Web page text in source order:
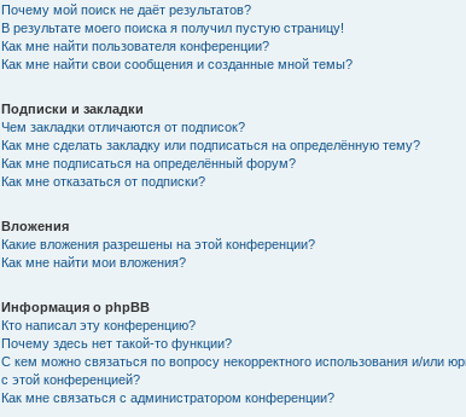
Почему мой поиск не даёт результатов?
В результате моего поиска я получил пустую страницу!
Как мне найти пользователя конференции?
Как мне найти свои сообщения и созданные мной темы?
Подписки и закладки
Чем закладки отличаются от подписок?
Как мне сделать закладку или подписаться на определённую тему?
Как мне подписаться на определённый форум?
Как мне отказаться от подписки?
Вложения
Какие вложения разрешены на этой конференции?
Как мне найти мои вложения?
Информация о phpBB
Кто написал эту конференцию?
Почему здесь нет такой-то функции?
С кем можно связаться по вопросу некорректного использования и/или
с этой конференцией?
Как мне связаться с администратором конференции?